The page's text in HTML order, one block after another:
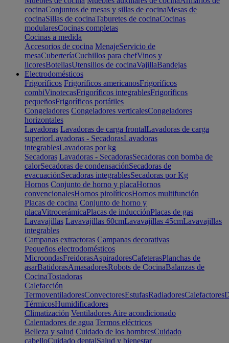
cocinaConjuntos de mesas y sillas de cocinaMesas de
cocinaSillas de cocinaTaburetes de cocinaCocinas
modularesCocinas completas
Cocinas a medida
Accesorios de cocina MenajeServicio de
mesaCuberteríaCuchillos para chefVinos y
licoresBotellasUtensilios de cocinaVajillaBandejas
Electrodomésticos
Frigoríficos Frigoríficos americanosFrigoríficos
combiVinotecasFrigoríficos integrablesFrigoríficos
pequeñosFrigoríficos portátiles
Congeladores Congeladores verticalesCongeladores
horizontales
Lavadoras Lavadoras de carga frontalLavadoras de carga
superiorLavadoras - SecadorasLavadoras
integrablesLavadoras por kg
Secadoras Lavadoras - SecadorasSecadoras con bomba de
calorSecadoras de condensaciónSecadoras de
evacuaciónSecadoras integrablesSecadoras por Kg
Hornos Conjunto de horno y placaHornos
convencionalesHornos pirolíticosHornos multifunción
Placas de cocina Conjunto de horno y
placaVitrocerámicaPlacas de inducciónPlacas de gas
Lavavajillas Lavavajillas 60cmLavavajillas 45cmLavavajillas
integrables
Campanas extractoras Campanas decorativas
Pequeños electrodomésticos
MicroondasFreidorasAspiradoresCafeterasPlanchas de
asarBatidorasAmasadoresRobots de CocinaBalanzas de
CocinaTostadoras
Calefacción
TermoventiladoresConvectoresEstufasRadiadoresCalefactores
TérmicosHumidificadores
Climatización Ventiladores Aire acondicionado
Calentadores de agua Termos eléctricos
Belleza y salud Cuidado de los hombresCuidado
cabelloCuidado dentalSalud y bienestar